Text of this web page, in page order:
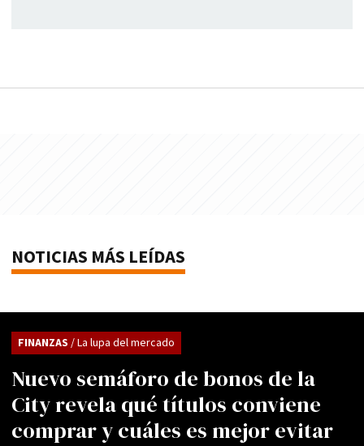
NOTICIAS MÁS LEÍDAS
Nuevo semáforo de bonos de la
City revela qué títulos conviene
comprar y cuáles es mejor evitar
FINANZAS / La lupa del mercado